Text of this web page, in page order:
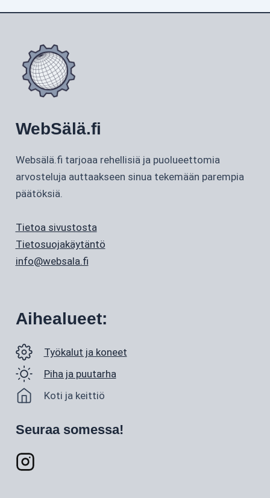
WebSälä.fi
Websälä.fi tarjoaa rehellisiä ja puolueettomia
arvosteluja auttaakseen sinua tekemään parempia
päätöksiä.
Tietoa sivustosta
Tietosuojakäytäntö
info@websala.fi
Aihealueet:
Työkalut ja koneet
Piha ja puutarha
Koti ja keittiö
Seuraa somessa!